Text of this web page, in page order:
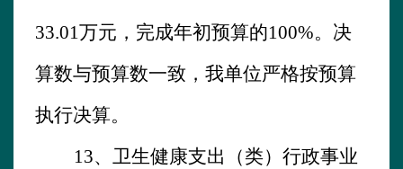
33.01万元，完成年初预算的100%。决
算数与预算数一致，我单位严格按预算
执行决算。
13、 卫生健康支出（类）行政事业